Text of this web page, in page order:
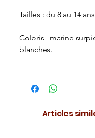
Tailles : du 8 au 14
Coloris : marine
blanches.
Articles